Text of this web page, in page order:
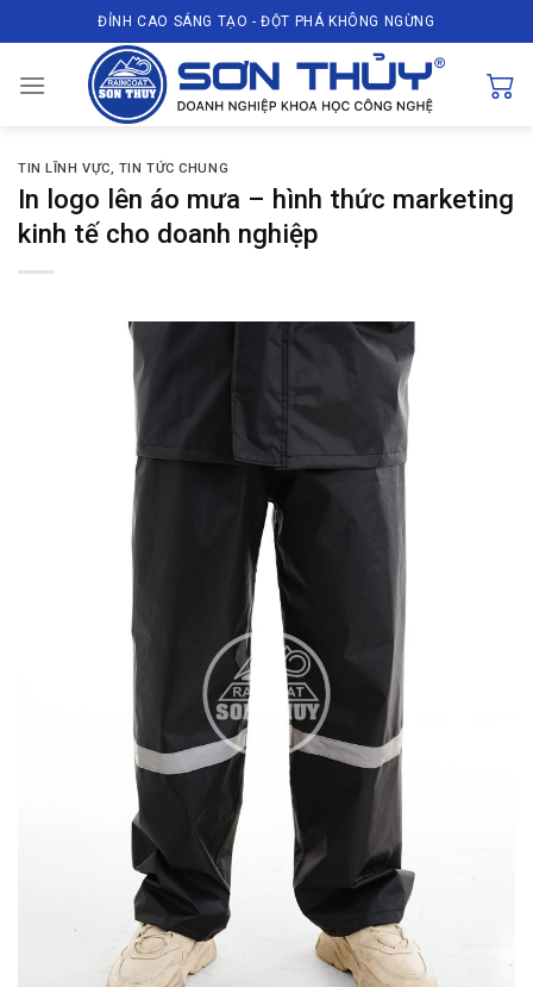
to
content
ĐỈNH CAO SÁNG TẠO - ĐỘT PHÁ KHÔNG NGỪNG
TIN LĨNH VỰC, TIN TỨC CHUNG
In logo lên áo mưa – hình thức marketing
kinh tế cho doanh nghiệp